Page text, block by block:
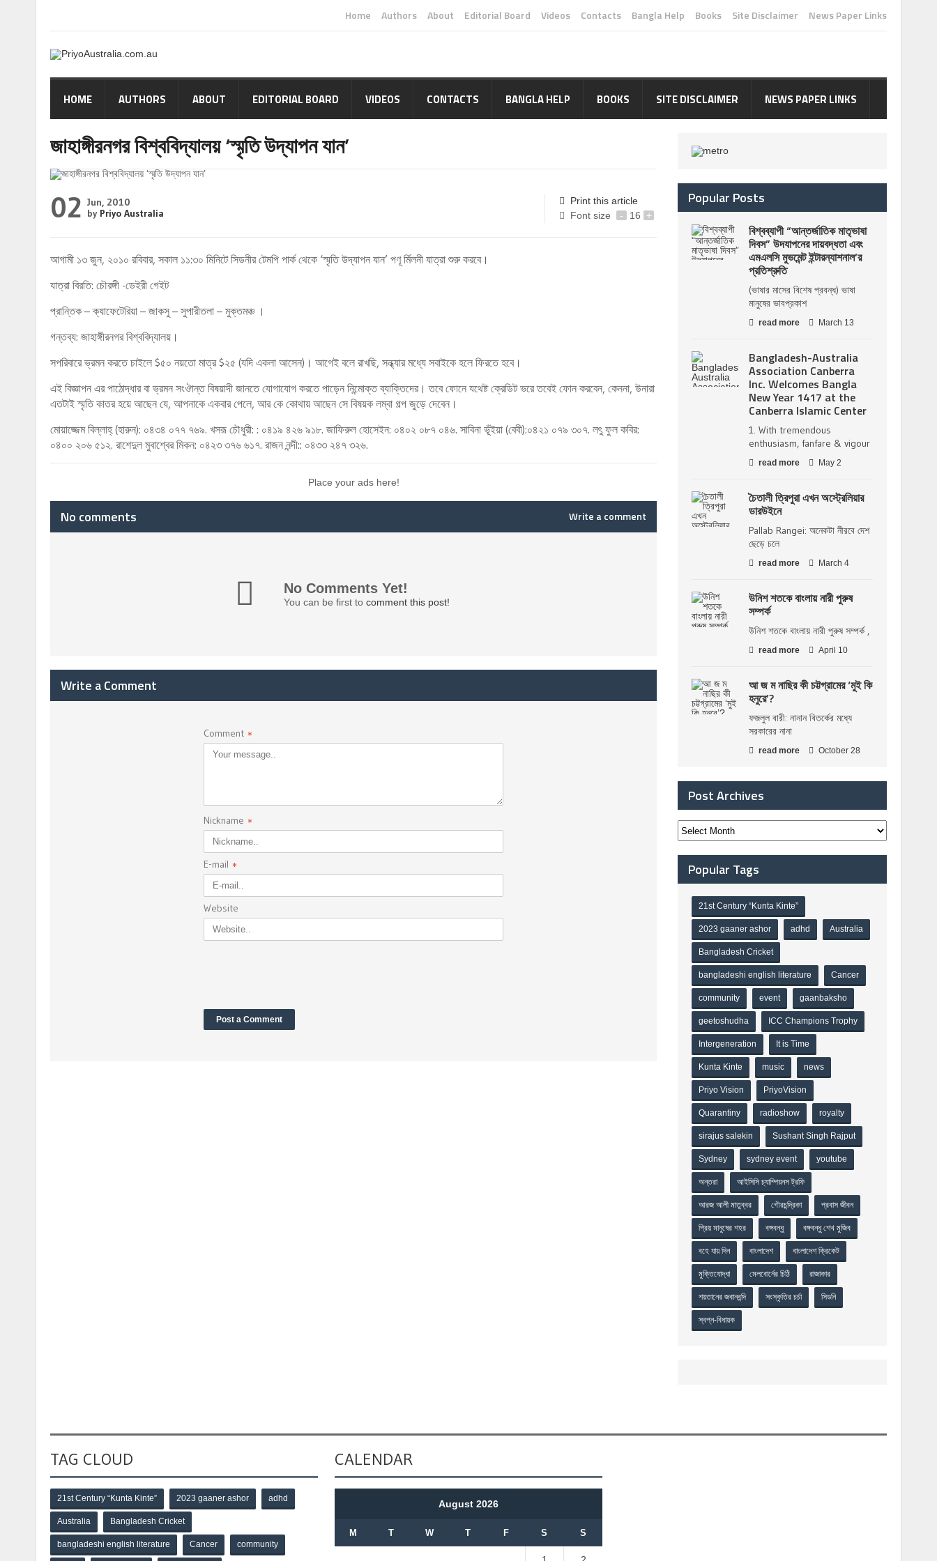
Home Authors About Editorial Board Videos Contacts Bangla Help Books Site Disclaimer News Paper Links
HOME AUTHORS ABOUT EDITORIAL BOARD VIDEOS CONTACTS BANGLA HELP BOOKS SITE DISCLAIMER NEWS PAPER LINKS
জাহাঙ্গীরনগর বিশ্ববিদ্যালয় ‘স্মৃতি উদ্যাপন যান’
02 Jun, 2010
by Priyo Australia
Print this article
Font size
- 16 +
আগামী ১৩ জুন, ২০১০ রবিবার, সকাল ১১:৩০ মিনিটে সিডনীর টেমপি পার্ক থেকে ‘স্মৃতি উদ্যাপন যান’ পণূ র্মিলনী যাত্রা শুরু করবে।
যাত্রা বিরতি: চৌরঙ্গী -ডেইরী গেইট
প্রান্তিক – ক্যাফেটেরিয়া – জাকসু – সুপারীতলা – মুক্তমঞ্চ ।
গন্তব্য: জাহাঙ্গীরনগর বিশ্ববিদ্যালয়।
সপরিবারে ভ্রমন করতে চাইলে $৫০ নয়তো মাত্র $২৫ (যদি একলা আসেন)। আগেই বলে রাখছি, সন্ধ্যার মধ্যে সবাইকে হলে ফিরতে হবে।
এই বিজ্ঞাপন এর পাঠোদ্ধার বা ভ্রমন সংঔান্ত বিষয়াদী জানতে যোগাযোগ করতে পাড়েন নিন্মোক্ত ব্যাক্তিদের। তবে ফোনে যথেষ্ট ক্রেডিট ভরে তবেই ফোন করবেন, কেননা, উনারা
এতটাই স্মৃতি কাতর হয়ে আছেন যে, আপনাকে একবার পেলে, আর কে কোথায় আছেন সে বিষয়ক লম্বা গল্প জুড়ে দেবেন।
মোয়াজ্জেম বিল্লাহ্ (হারুন): ০৪৩৪ ০৭৭ ৭৬৯. খসরূ চৌধুরী: : ০৪১৯ ৪২৬ ৯১৮. জাফিরুল হোসেইন: ০৪০২ ০৮৭ ০৪৬. সাবিনা ভূঁইয়া (বেবী):০৪২১ ০৭৯ ৩০৭. লৎু ফুল কবির:
০৪০০ ২০৬ ৫১২. রাশেদুল মুবাশ্বের মিকন: ০৪২৩ ৩৭৬ ৬১৭. রাজন নন্দী:: ০৪৩৩ ২৪৭ ৩২৬.
Place your ads here!
No comments Write a comment
No Comments Yet!
You can be first to comment this post!
Write a Comment
Comment *
Nickname *
E-mail *
Website
Popular Posts
বিশ্বব্যাপী “আন্তর্জাতিক মাতৃভাষা
দিবস” উদযাপনের দায়বদ্ধতা এবং
এমএলসি মুভমেন্ট ইন্টারন্যাশনাল’র
প্রতিশ্রুতি
(ভাষার মাসের বিশেষ প্রবন্ধ) ভাষা
মানুষের ভাবপ্রকাশ
read more March 13
Bangladesh-Australia
Association Canberra
Inc. Welcomes Bangla
New Year 1417 at the
Canberra Islamic Center
1. With tremendous
enthusiasm, fanfare & vigour
read more May 2
চৈতালী ত্রিপুরা এখন অস্ট্রেলিয়ার
ডারউইনে
Pallab Rangei: অনেকটা নীরবে দেশ
ছেড়ে চলে
read more March 4
উনিশ শতকে বাংলায় নারী পুরুষ
সম্পর্ক
উনিশ শতকে বাংলায় নারী পুরুষ সম্পর্ক ,
read more April 10
আ জ ম নাছির কী চট্টগ্রামের ‘মুই কি
হনুরে’?
ফজলুল বারী: নানান বিতর্কের মধ্যে
সরকারের নানা
read more October 28
Post Archives
Popular Tags
21st Century “Kunta Kinte”
2023 gaaner ashor adhd Australia
Bangladesh Cricket
bangladeshi english literature Cancer
community event gaanbaksho
geetoshudha ICC Champions Trophy
Intergeneration It is Time
Kunta Kinte music news
Priyo Vision PriyoVision
Quarantiny radioshow royalty
sirajus salekin Sushant Singh Rajput
Sydney sydney event youtube
অন্তরা আইসিসি চ্যাম্পিয়নস ট্রফি
আরজ আলী মাতুব্বর গৌরচন্দ্রিকা প্রবাস জীবন
প্রিয় মানুষের শহর বঙ্গবন্ধু বঙ্গবন্ধু শেখ মুজিব
বহে যায় দিন বাংলাদেশ বাংলাদেশ ক্রিকেট
মুক্তিযোদ্ধা মেলবোর্নের চিঠি রাজাকার
শয়তানের জবানবন্দি সংস্কৃতির চর্চা সিডনি
স্বপ্ন-বিধায়ক
TAG CLOUD
21st Century “Kunta Kinte” 2023 gaaner ashor adhd
Australia Bangladesh Cricket
bangladeshi english literature Cancer community
CALENDAR
August 2026
M T W T F S S